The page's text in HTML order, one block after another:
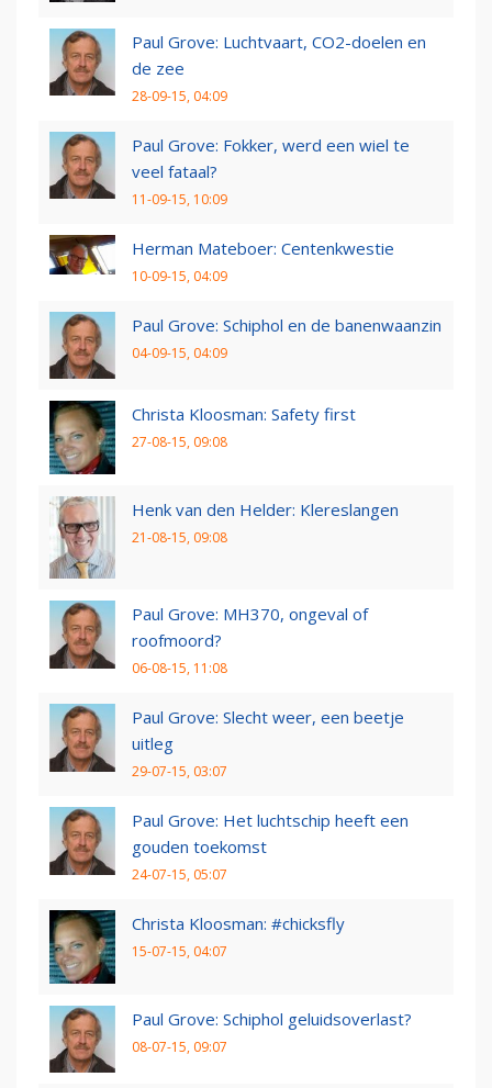
Paul Grove: Luchtvaart, CO2-doelen en
de zee
28-09-15, 04:09
Paul Grove: Fokker, werd een wiel te
veel fataal?
11-09-15, 10:09
Herman Mateboer: Centenkwestie
10-09-15, 04:09
Paul Grove: Schiphol en de banenwaanzin
04-09-15, 04:09
Christa Kloosman: Safety first
27-08-15, 09:08
Henk van den Helder: Klereslangen
21-08-15, 09:08
Paul Grove: MH370, ongeval of
roofmoord?
06-08-15, 11:08
Paul Grove: Slecht weer, een beetje
uitleg
29-07-15, 03:07
Paul Grove: Het luchtschip heeft een
gouden toekomst
24-07-15, 05:07
Christa Kloosman: #chicksfly
15-07-15, 04:07
Paul Grove: Schiphol geluidsoverlast?
08-07-15, 09:07